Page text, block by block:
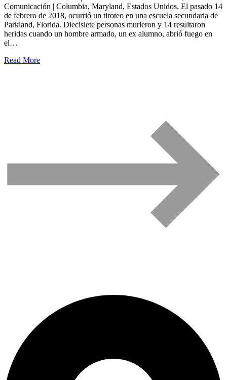
Comunicación | Columbia, Maryland, Estados Unidos. El pasado 14
de febrero de 2018, ocurrió un tiroteo en una escuela secundaria de
Parkland, Florida. Diecisiete personas murieron y 14 resultaron
heridas cuando un hombre armado, un ex alumno, abrió fuego en
el…
Read More